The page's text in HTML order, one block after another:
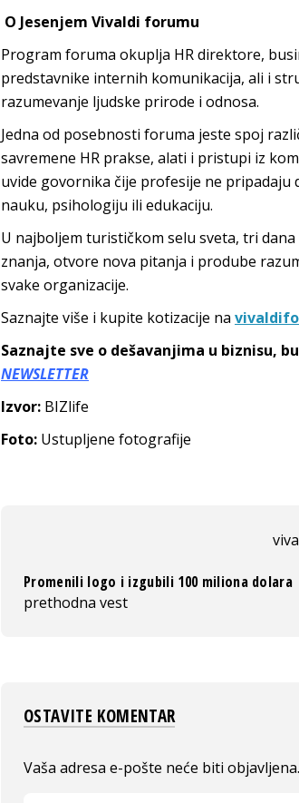
O Jesenjem Vivaldi forumu
Program foruma okuplja HR direktore,
predstavnike internih komunikacija, ali i
razumevanje ljudske prirode i odnosa.
Jedna od posebnosti foruma jeste spoj
savremene HR prakse, alati i pristupi iz
uvide govornika čije profesije ne
nauku, psihologiju ili edukaciju.
U najboljem turističkom selu sveta, tri
znanja, otvore nova pitanja i prodube
svake organizacije.
Saznajte više i kupite kotizacije na
Saznajte sve o dešavanjima u biznisu,
NEWSLETTER
Izvor: BIZlife
Foto: Ustupljene fotografije
Promenili logo i izgubili 100 miliona dolara
prethodna vest
OSTAVITE KOMENTAR
Vaša adresa e-pošte neće biti objavljena.